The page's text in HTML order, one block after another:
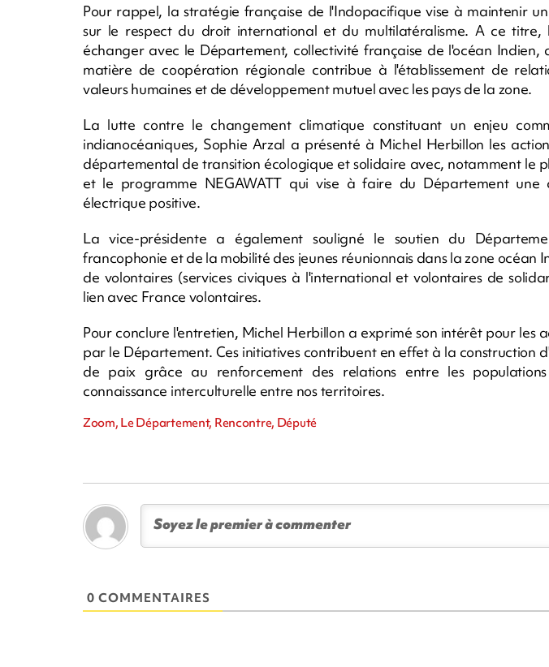
Pour rappel, la stratégie française de l'Indopacifique vise à maintenir
sur le respect du droit international et du multilatéralisme. A ce titre,
échanger avec le Département, collectivité française de l'océan Indien,
matière de coopération régionale contribue à l'établissement de
valeurs humaines et de développement mutuel avec les pays de la zone.
La lutte contre le changement climatique constituant un enjeu
indianocéaniques, Sophie Arzal a présenté à Michel Herbillon les
départemental de transition écologique et solidaire avec, notamment le
et le programme NEGAWATT qui vise à faire du Département une
électrique positive.
La vice-présidente a également souligné le soutien du
francophonie et de la mobilité des jeunes réunionnais dans la zone océan
de volontaires (services civiques à l'international et volontaires de
lien avec France volontaires.
Pour conclure l'entretien, Michel Herbillon a exprimé son intérêt pour les
par le Département. Ces initiatives contribuent en effet à la construction
de paix grâce au renforcement des relations entre les
connaissance interculturelle entre nos territoires.
Zoom, Le Département, Rencontre, Député
0 COMMENTAIRES